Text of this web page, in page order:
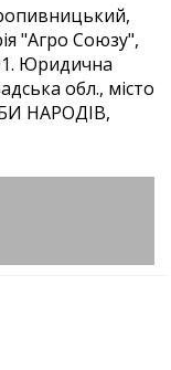
"Агро Союзу",
Юридична
обл., місто
НАРОДІВ,